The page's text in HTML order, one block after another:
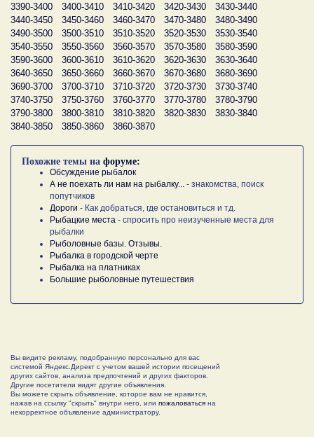
3390-3400
3400-3410 3410-3420 3420-3430
3430-3440
3440-3450
3450-3460 3460-3470 3470-3480
3480-3490
3490-3500
3500-3510 3510-3520 3520-3530
3530-3540
3540-3550
3550-3560 3560-3570 3570-3580
3580-3590
3590-3600
3600-3610 3610-3620 3620-3630
3630-3640
3640-3650
3650-3660 3660-3670 3670-3680
3680-3690
3690-3700
3700-3710 3710-3720 3720-3730
3730-3740
3740-3750
3750-3760 3760-3770 3770-3780
3780-3790
3790-3800
3800-3810 3810-3820 3820-3830
3830-3840
3840-3850
3850-3860 3860-3870
Похожие темы на форуме:
Обсуждение рыбалок
А не поехать ли нам на рыбалку...
- знакомства, поиск
попутчиков
Дороги - Как добраться, где остановиться и тд.
Рыбацкие места - спросить про неизученные места для
рыбалки
Рыболовные базы. Отзывы.
Рыбалка в городской черте
Рыбалка на платниках
Большие рыболовные путешествия
Вы видите рекламу, подобранную персонально для вас
системой Яндекс.Директ с учетом вашей истории посещений
других сайтов, анализа предпочтений и других факторов.
Другие посетители видят другие объявления.
Вы можете скрыть объявление, которое вам не нравится,
нажав на ссылку "скрыть" внутри него, или пожаловаться на
некорректное объявление администратору.